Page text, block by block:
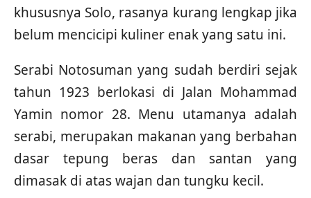
khususnya Solo, rasanya kurang lengkap jika
belum mencicipi kuliner enak yang satu ini.
Serabi Notosuman yang sudah berdiri sejak
tahun 1923 berlokasi di Jalan Mohammad
Yamin nomor 28. Menu utamanya adalah
serabi, merupakan makanan yang berbahan
dasar tepung beras dan santan yang
dimasak di atas wajan dan tungku kecil.